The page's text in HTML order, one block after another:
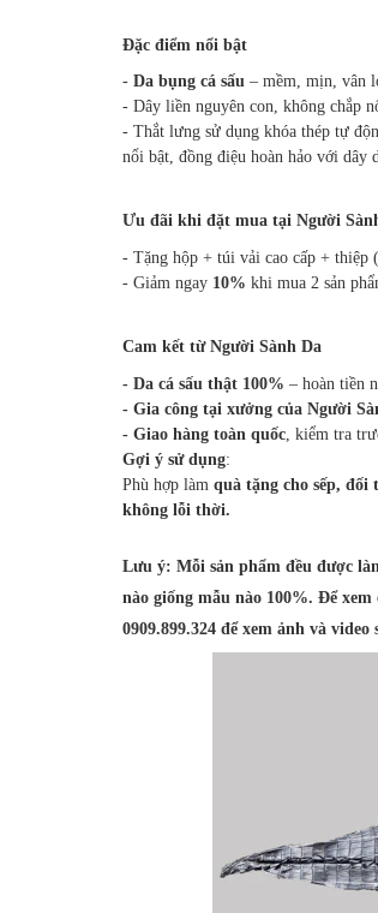
Đặc điểm nổi bật
- Da bụng cá sấu – mềm, mịn, vân
- Dây liền nguyên con, không chắp
- Thắt lưng sử dụng khóa thép tự
nổi bật, đồng điệu hoàn hảo với dây
Ưu đãi khi đặt mua tại Người
- Tặng hộp + túi vải cao cấp + thiệp
- Giảm ngay 10% khi mua 2 sản
Cam kết từ Người Sành Da
- Da cá sấu thật 100% – hoàn tiền
- Gia công tại xưởng của Người
- Giao hàng toàn quốc, kiểm tra
Gợi ý sử dụng:
Phù hợp làm quà tặng cho sếp, đối
không lỗi thời.
Lưu ý: Mỗi sản phẩm đều được
nào giống mẫu nào 100%. Để
0909.899.324 để xem ảnh và